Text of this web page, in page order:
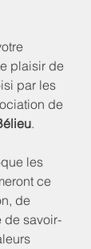
plaisir de
par les
de
.
les
ce
de
de savoir-